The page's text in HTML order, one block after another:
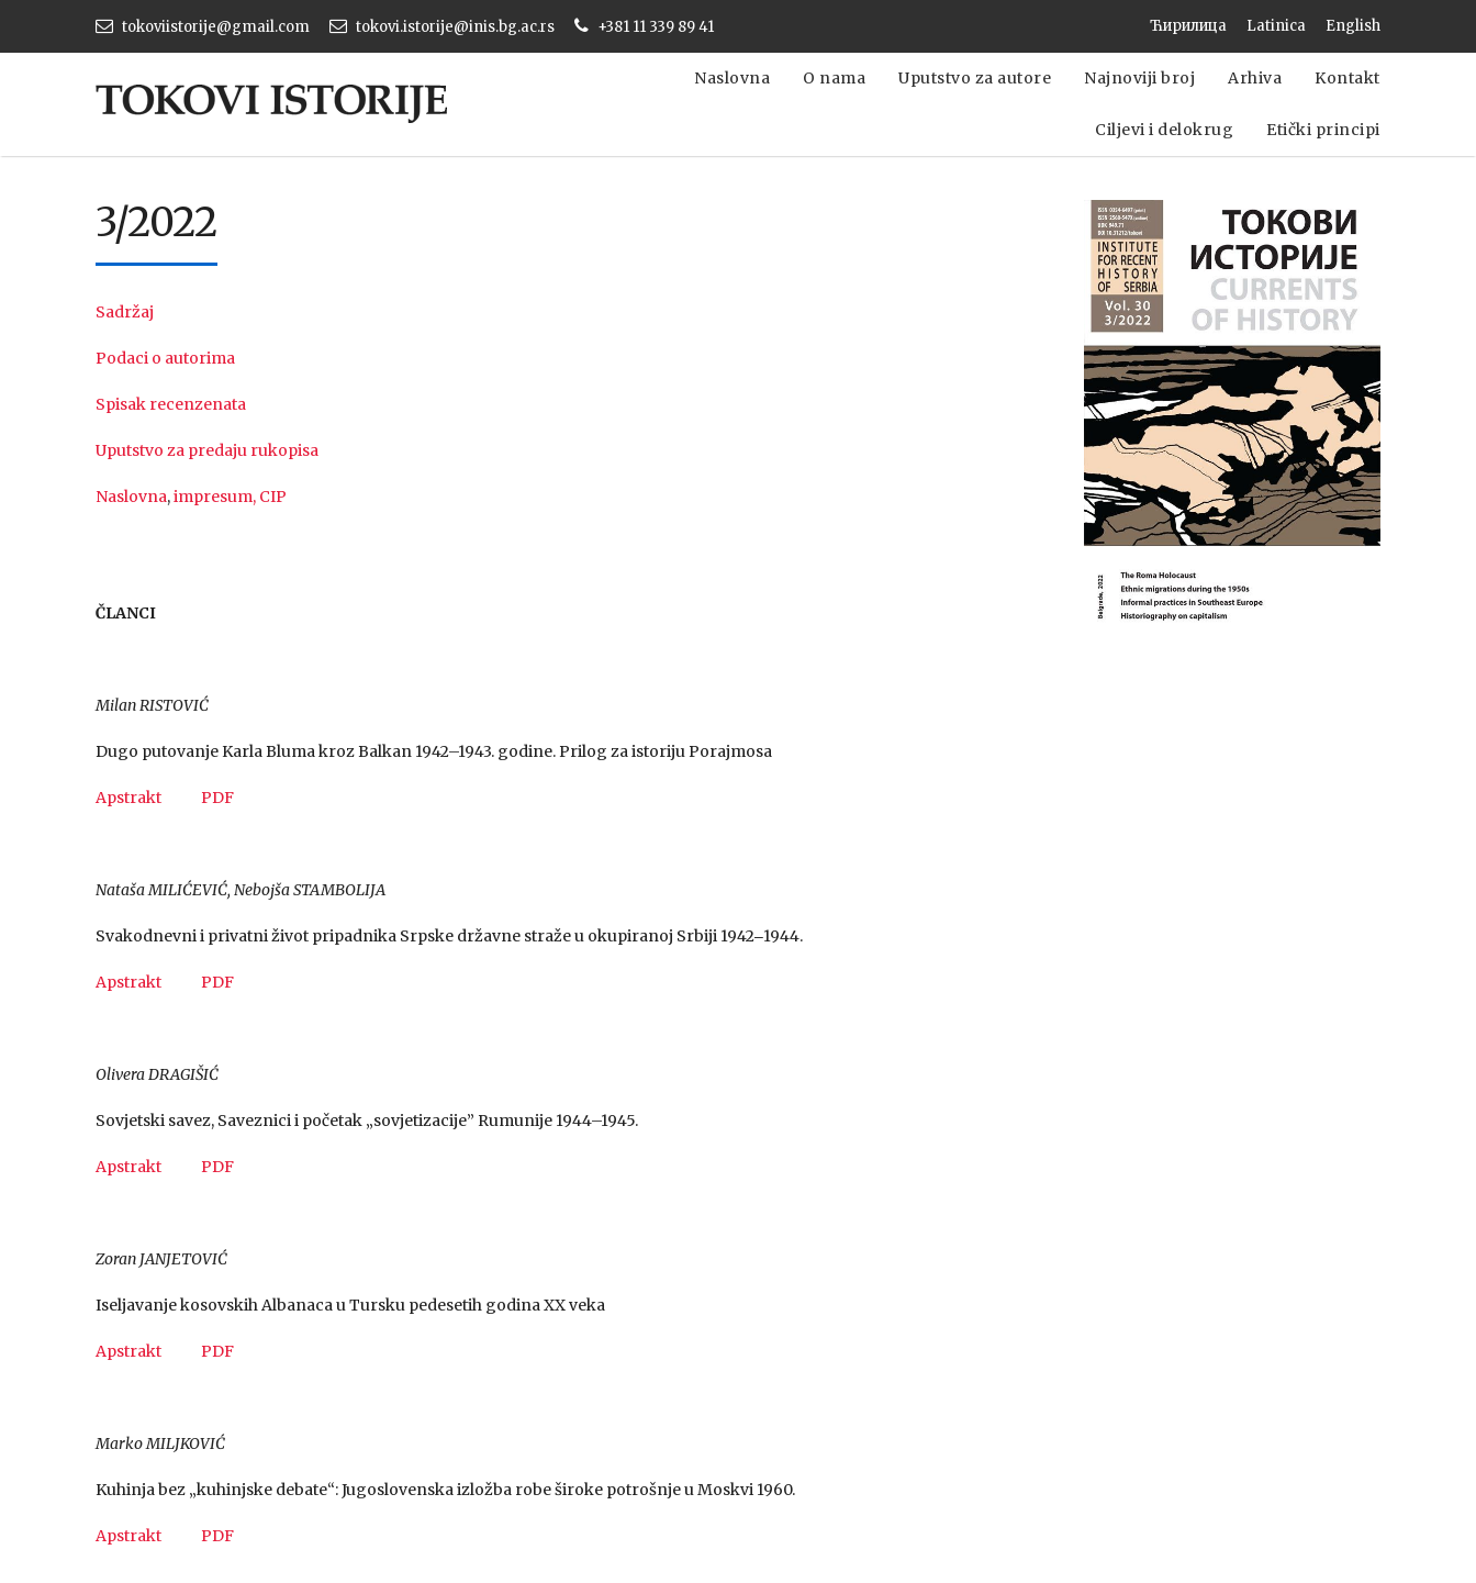
tokoviistorije@gmail.com tokovi.istorije@inis.bg.ac.rs +381 11 339 89 41 Ћирилица Latinica English
Naslovna O nama Uputstvo za autore Najnoviji broj Arhiva Kontakt
Ciljevi i delokrug Etički principi
3/2022
Sadržaj
Podaci o autorima
Spisak recenzenata
Uputstvo za predaju rukopisa
Naslovna,impresum, CIP
ČLANCI
Milan RISTOVIĆ
Dugo putovanje Karla Bluma kroz Balkan 1942–1943. godine. Prilog za istoriju Porajmosa
Apstrakt PDF
Nataša MILIĆEVIĆ, Nebojša STAMBOLIJA
Svakodnevni i privatni život pripadnika Srpske državne straže u okupiranoj Srbiji 1942‒1944.
Apstrakt PDF
Olivera DRAGIŠIĆ
Sovjetski savez, Saveznici i početak „sovjetizacije” Rumunije 1944–1945.
Apstrakt PDF
Zoran JANJETOVIĆ
Iseljavanje kosovskih Albanaca u Tursku pedesetih godina XX veka
Apstrakt PDF
Marko MILJKOVIĆ
Kuhinja bez „kuhinjske debate“: Jugoslovenska izložba robe široke potrošnje u Moskvi 1960.
Apstrakt PDF